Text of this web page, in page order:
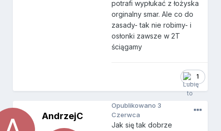
potrafi wypłukać z łożyska
orginalny smar. Ale co do
zasady- tak nie robimy- i
osłonki zawsze w 2T
ściągamy
1
AndrzejC
Opublikowano 3
Czerwca
Jak się tak dobrze